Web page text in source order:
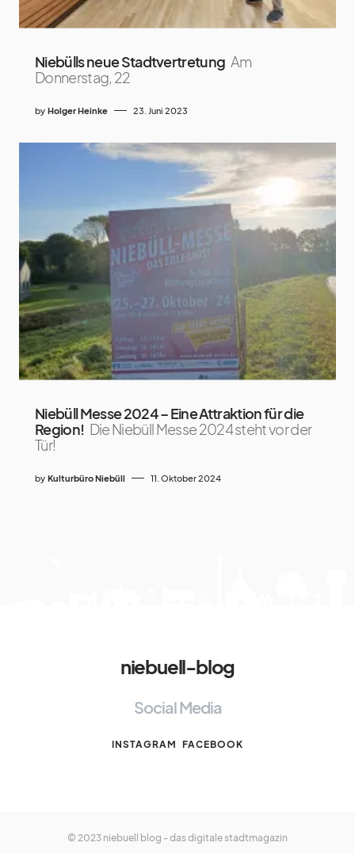
Niebülls neue Stadtvertretung Am
Donnerstag, 22
by Holger Heinke 23. Juni 2023
Niebüll Messe 2024 – Eine Attraktion für die
Region! Die Niebüll Messe 2024 steht vor der
Tür!
by Kulturbüro Niebüll 11. Oktober 2024
niebuell-blog
Social Media
INSTAGRAM FACEBOOK
© 2023 niebuell blog - das digitale stadtmagazin